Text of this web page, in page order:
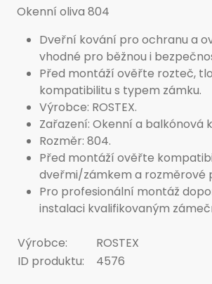
Okenní oliva 804
Dveřní kování pro ochranu a
vhodné pro běžnou i
Před montáží ověřte rozteč,
kompatibilitu s typem zámku.
Výrobce: ROSTEX.
Zařazení: Okenní a balkónová
Rozměr: 804.
Před montáží ověřte
dveřmi/zámkem a rozměrové
Pro profesionální montáž
instalaci kvalifikovaným
Výrobce:
ROSTEX
ID produktu:
4576